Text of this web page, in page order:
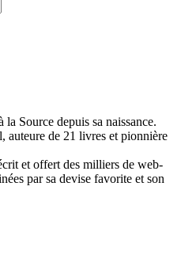
Source depuis sa naissance.
auteure de 21 livres et pionnière
et offert des milliers de web-
par sa devise favorite et son